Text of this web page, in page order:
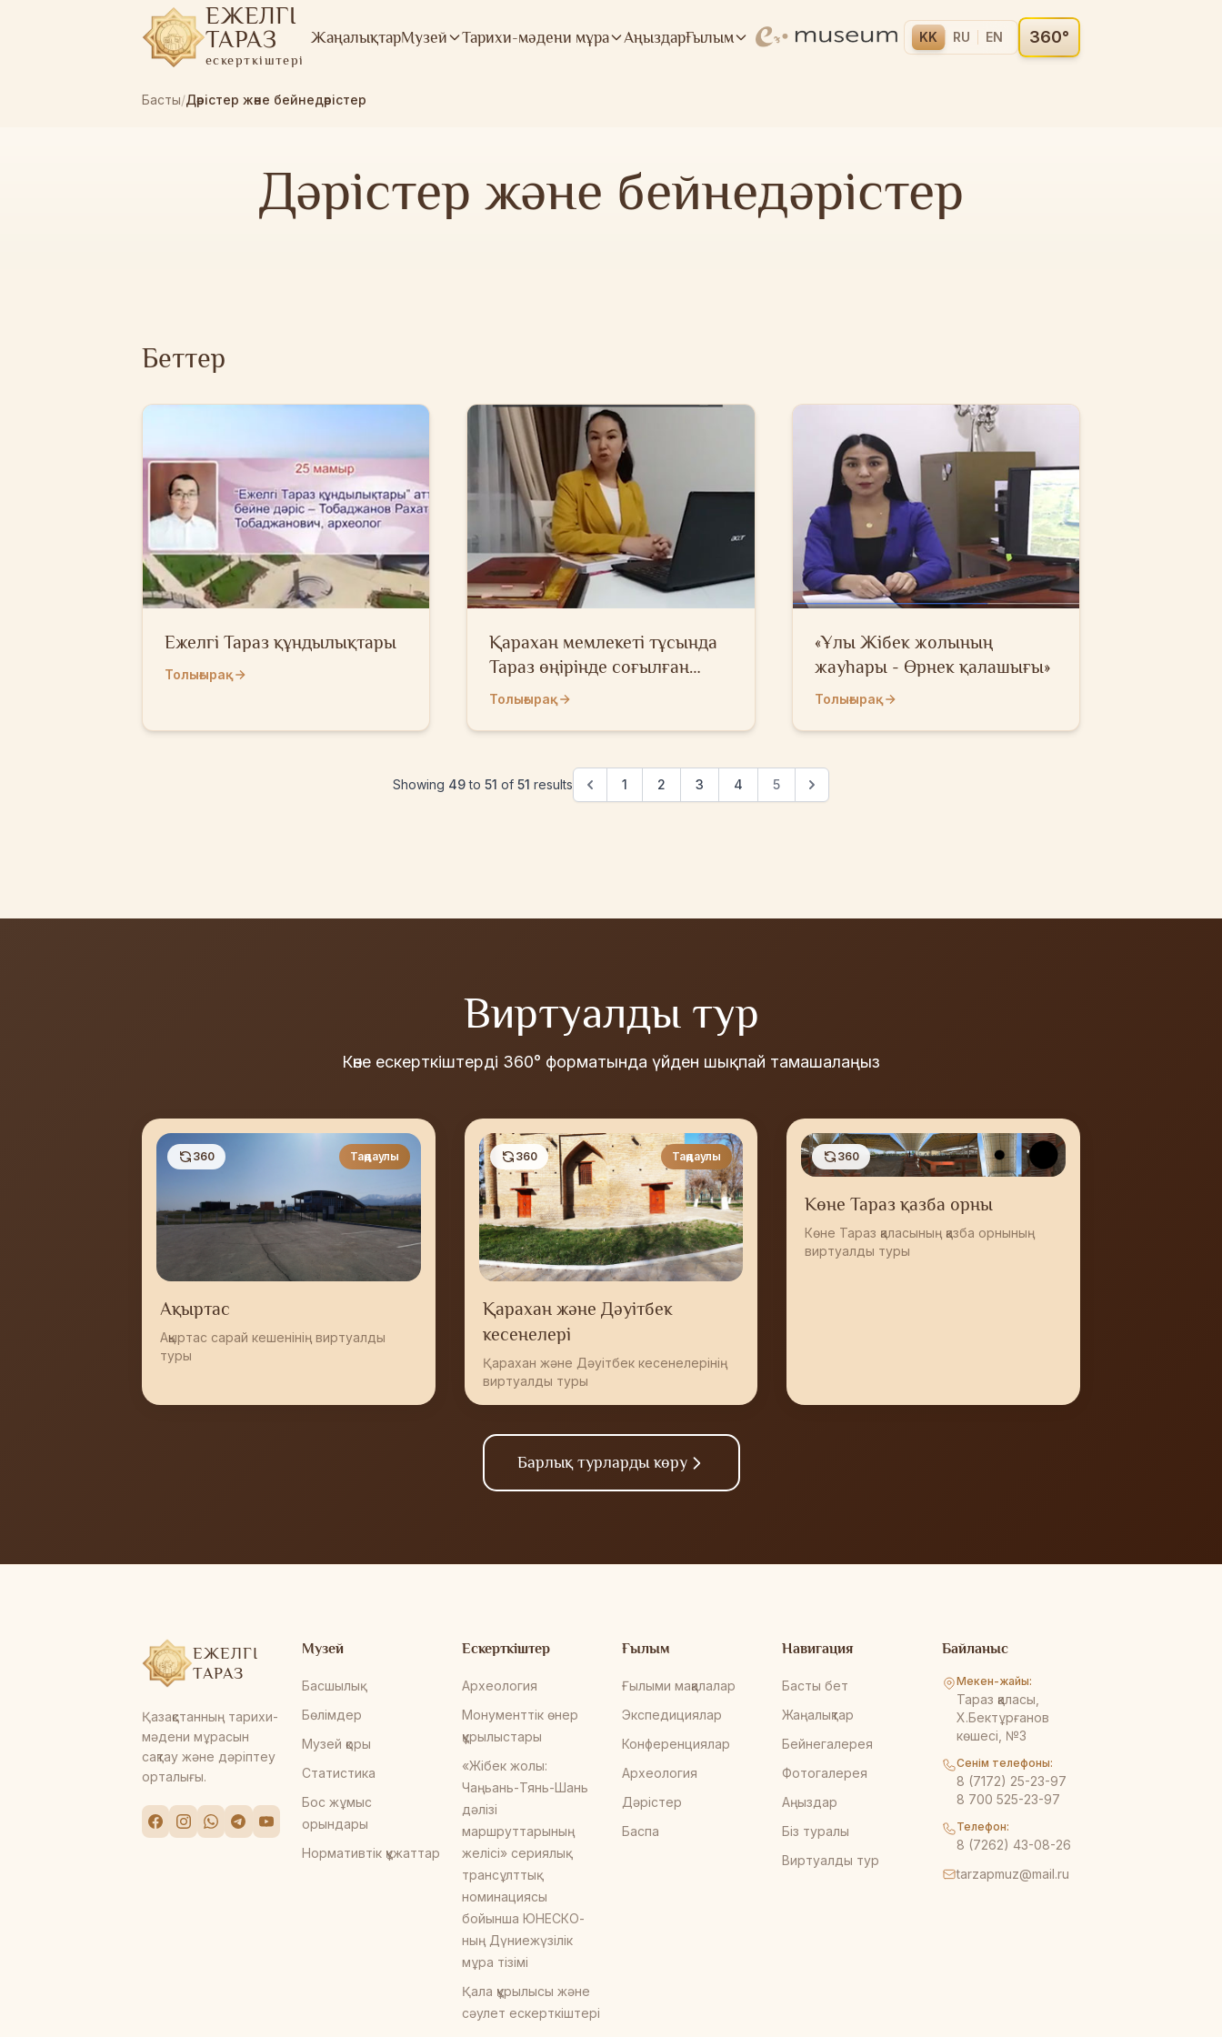
ЕЖЕЛГІ
ТАРАЗ
ескерткіштері
ЖаңалықтарМузей Тарихи-мәдени мұра АңыздарҒылым KK RU EN 360°
Басты/Дәрістер және бейнедәрістер
Дәрістер және бейнедәрістер
Беттер
Ежелгі Тараз құндылықтары
Толығырақ
Қарахан мемлекеті тұсында
Тараз өңірінде соғылған
кесенелер туралы
Толығырақ
«Ұлы Жібек жолының
жауһары - Өрнек қалашығы»
Толығырақ
Showing 49to 51 of 51 results 1 2 3 4 5
Виртуалды тур
Көне ескерткіштерді 360° форматында үйден шықпай тамашалаңыз
360 Таңдаулы
Ақыртас
Ақыртас сарай кешенінің виртуалды
туры
360 Таңдаулы
Қарахан және Дәуітбек
кесенелері
Қарахан және Дәуітбек кесенелерінің
виртуалды туры
360
Көне Тараз қазба орны
Көне Тараз қаласының қазба орнының
виртуалды туры
Барлық турларды көру
ЕЖЕЛГІ
ТАРАЗ
Қазақстанның тарихи-
мәдени мұрасын
сақтау және дәріптеу
орталығы.
Музей
Басшылық
Бөлімдер
Музей қоры
Статистика
Бос жұмыс
орындары
Нормативтік құжаттар
Ескерткіштер
Археология
Монументтік өнер
құрылыстары
«Жібек жолы:
Чаңьань-Тянь-Шань
дәлізі
маршруттарының
желісі» сериялық
трансұлттық
номинациясы
бойынша ЮНЕСКО-
ның Дүниежүзілік
мұра тізімі
Қала құрылысы және
сәулет ескерткіштері
Ғылым
Ғылыми мақалалар
Экспедициялар
Конференциялар
Археология
Дәрістер
Баспа
Навигация
Басты бет
Жаңалықтар
Бейнегалерея
Фотогалерея
Аңыздар
Біз туралы
Виртуалды тур
Байланыс
Мекен-жайы:
Тараз қаласы,
Х.Бектұрғанов
көшесі, №3
Сенім телефоны:
8 (7172) 25-23-97
8 700 525-23-97
Телефон:
8 (7262) 43-08-26
tarzapmuz@mail.ru